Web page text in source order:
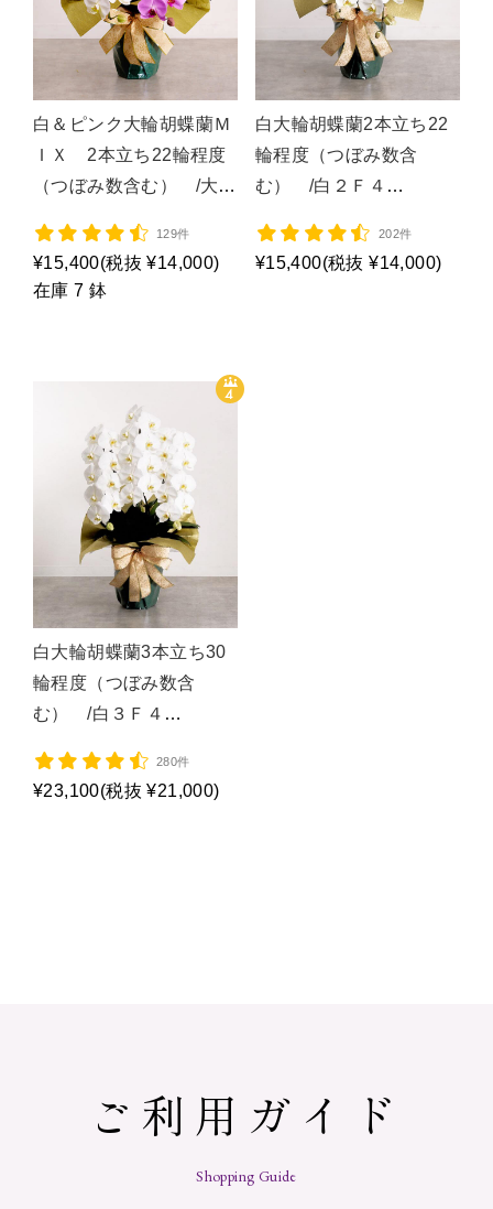
白＆ピンク大輪胡蝶蘭Ｍ
ＩＸ 2本立ち22輪程度
（つぼみ数含む） /大輪
129件
¥15,400(税抜 ¥14,000)
在庫 7 鉢
白大輪胡蝶蘭2本立ち22
輪程度（つぼみ数含
む） /白２Ｆ４
202件
¥15,400(税抜 ¥14,000)
白大輪胡蝶蘭3本立ち30
輪程度（つぼみ数含
む） /白３Ｆ４
280件
¥23,100(税抜 ¥21,000)
ご利用ガイド
Shopping Guide